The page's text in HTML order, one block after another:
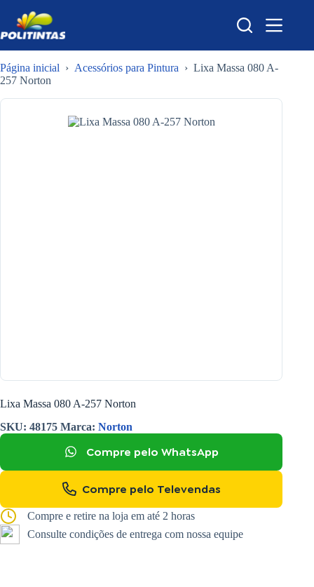
para
o
conteúdo
Página inicial › Acessórios para Pintura › Lixa Massa 080 A-
257 Norton
Lixa Massa 080 A-257 Norton
SKU: 48175 Marca: Norton
Compre pelo WhatsApp
Compre pelo Televendas
Compre e retire na loja em até 2 horas
Consulte condições de entrega com nossa equipe